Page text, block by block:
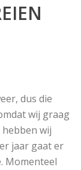
dus die
wij graag
wij
jaar gaat er
Momenteel